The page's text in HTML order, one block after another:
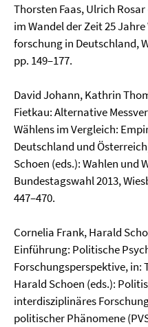
Thorsten Faas, Ulrich
im Wandel der Zeit 25
forschung in Deutschland,
pp. 149–177.
David Johann, Kathrin
Fietkau: Alternative
Wählens im Vergleich:
Deutschland und
Schoen (eds.): Wahlen und
Bundestagswahl 2013,
447–470.
Cornelia Frank, Harald
Einführung: Politische
Forschungsperspektive, in:
Harald Schoen (eds.):
interdisziplinäres
politi­scher Phänomene